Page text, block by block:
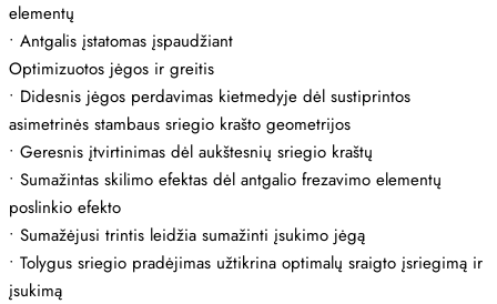
elementų
• Antgalis įstatomas įspaudžiant
Optimizuotos jėgos ir greitis
• Didesnis jėgos perdavimas kietmedyje dėl sustiprintos
asimetrinės stambaus sriegio krašto geometrijos
• Geresnis įtvirtinimas dėl aukštesnių sriegio kraštų
• Sumažintas skilimo efektas dėl antgalio frezavimo elementų
poslinkio efekto
• Sumažėjusi trintis leidžia sumažinti įsukimo jėgą
• Tolygus sriegio pradėjimas užtikrina optimalų sraigto įsriegimą ir
įsukimą